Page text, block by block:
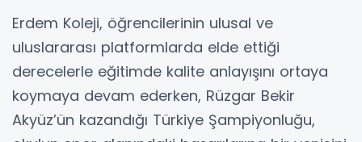
Erdem Koleji, öğrencilerinin ulusal ve
uluslararası platformlarda elde ettiği
derecelerle eğitimde kalite anlayışını ortaya
koymaya devam ederken, Rüzgar Bekir
Akyüz’ün kazandığı Türkiye Şampiyonluğu,